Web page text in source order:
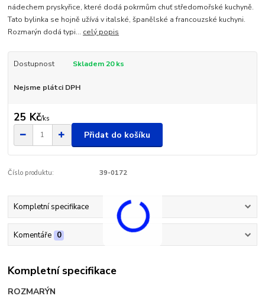
nádechem pryskyřice, které dodá pokrmům chuť středomořské kuchyně.
Tato bylinka se hojně užívá v italské, španělské a francouzské kuchyni.
Rozmarýn dodá typi... celý popis
Dostupnost Skladem 20 ks
Nejsme plátci DPH
25 Kč/ks
Přidat do košíku
Číslo produktu: 39-0172
Kompletní specifikace
Komentáře 0
Kompletní specifikace
ROZMARÝN